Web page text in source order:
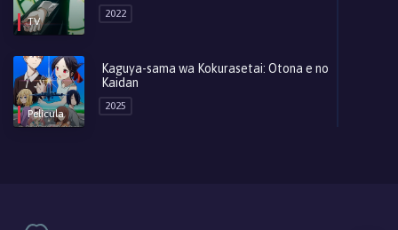
TV
2022
Película
Kaguya-sama wa Kokurasetai: Otona e no
Kaidan
2025